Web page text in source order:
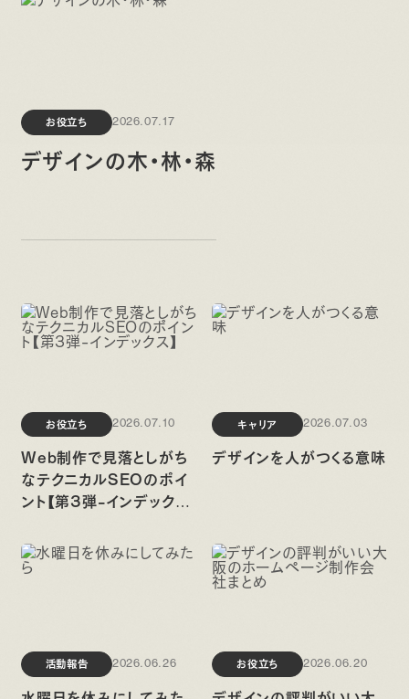
デザインの木・林・森
お役立ち 2026.07.17
Web制作で見落としがち
なテクニカルSEOのポイ
ント【第3弾-インデック
お役立ち 2026.07.10
デザインを人がつくる意味
キャリア 2026.07.03
活動報告 2026.06.26 お役立ち 2026.06.20